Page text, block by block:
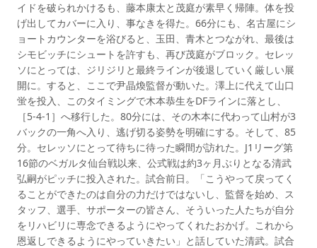
イドを破られかけるも、藤本康太と茂庭が素早く帰陣。体を投
げ出してカバーに入り、事なきを得た。66分にも、名古屋にシ
ョートカウンターを浴びると、玉田、青木とつながれ、最後は
シモビッチにシュートを許すも、再び茂庭がブロック。セレッ
ソにとっては、ジリジリと最終ラインが後退していく厳しい展
開に。すると、ここで尹晶煥監督が動いた。澤上に代えて山口
蛍を投入、このタイミングで木本恭生をDFラインに落とし、
［5-4-1］へ移行した。80分には、その木本に代わって山村が3
バックの一角へ入り、逃げ切る姿勢を明確にする。そして、85
分。セレッソにとって待ちに待った瞬間が訪れた。J1リーグ第
16節のベガルタ仙台戦以来、公式戦は約3ヶ月ぶりとなる清武
弘嗣がピッチに投入された。試合前日。「こうやって戻ってく
ることができたのは自分の力だけではないし、監督を始め、ス
タッフ、選手、サポーターの皆さん、そういった人たちが自分
をリハビリに専念できるようにやってくれたおかげ。これから
恩返しできるようにやっていきたい」と話していた清武。試合